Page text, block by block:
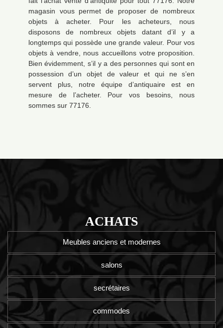
magasin vous permet de proposer de nombreux
objets à acheter. Pour les acheteurs, nous
disposons de nombreux objets datant d’il y a
longtemps qui possède une grande valeur. Pour vos
objets à vendre, nous accueillons votre proposition.
Bien évidemment, s’il y a des personnes qui sont en
possession d’un objet de valeur et qui ne s’en
servent plus, notre équipe d’antiquaire est en
mesure de l’acheter. Pour vos besoins, nous
sommes sur 77176.
ACHATS
Meubles anciens et modernes
salons
secrétaires
commodes